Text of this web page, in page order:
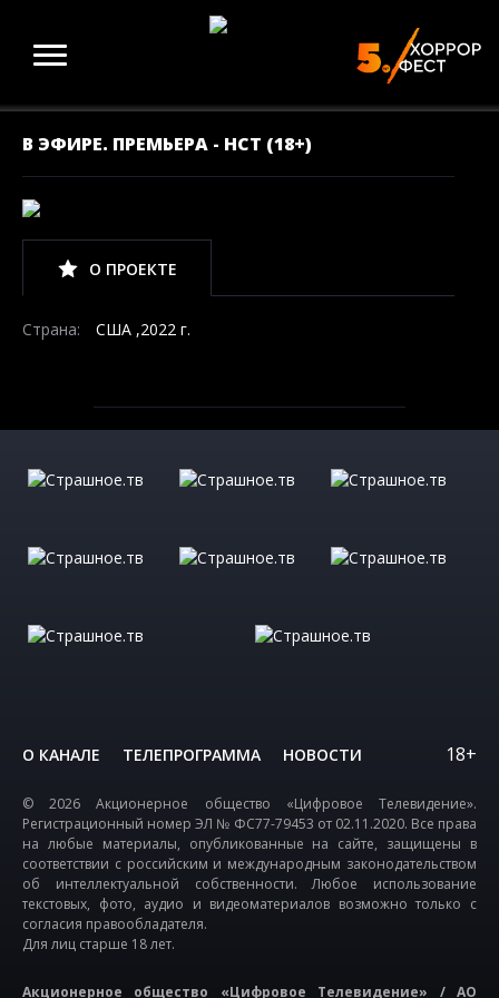
В ЭФИРЕ. ПРЕМЬЕРА - НСТ (18+)
О ПРОЕКТЕ
Страна: США ,2022 г.
О КАНАЛЕ ТЕЛЕПРОГРАММА НОВОСТИ 18+
© 2026 Акционерное общество «Цифровое Телевидение».
Регистрационный номер ЭЛ № ФС77-79453 от 02.11.2020. Все права
на любые материалы, опубликованные на сайте, защищены в
соответствии с российским и международным законодательством
об интеллектуальной собственности. Любое использование
текстовых, фото, аудио и видеоматериалов возможно только с
согласия правообладателя.
Для лиц старше 18 лет.
Акционерное общество «Цифровое Телевидение» / АО